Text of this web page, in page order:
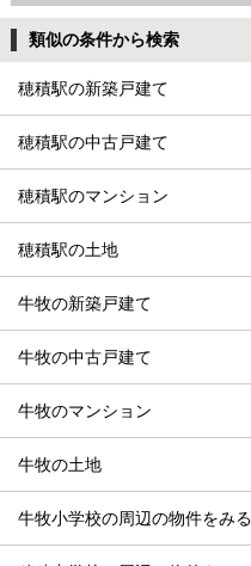
類似の条件から検索
穂積駅の新築戸建て
穂積駅の中古戸建て
穂積駅のマンション
穂積駅の土地
牛牧の新築戸建て
牛牧の中古戸建て
牛牧のマンション
牛牧の土地
牛牧小学校の周辺の物件をみる